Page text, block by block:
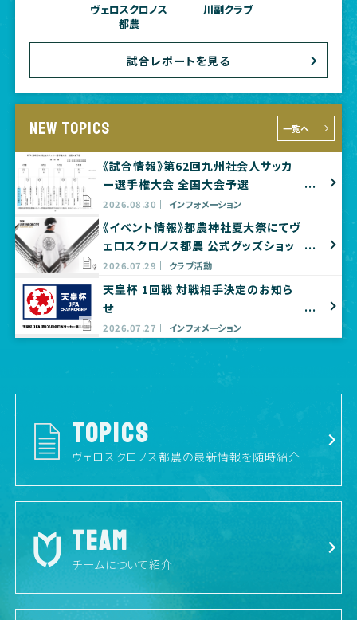
ヴェロスクロノス
都農
川副クラブ
試合レポートを見る
NEW TOPICS 一覧へ
《試合情報》第62回九州社会人サッカ
ー選手権大会 全国大会予選
2026.08.30 インフォメーション
《イベント情報》都農神社夏大祭にてヴ
ェロスクロノス都農 公式グッズショッ
プ出店のお知らせ
2026.07.29 クラブ活動
天皇杯 1回戦 対戦相手決定のお知ら
せ
2026.07.27 インフォメーション
TOPICS
ヴェロスクロノス都農の最新情報を随時紹介
TEAM
チームについて紹介